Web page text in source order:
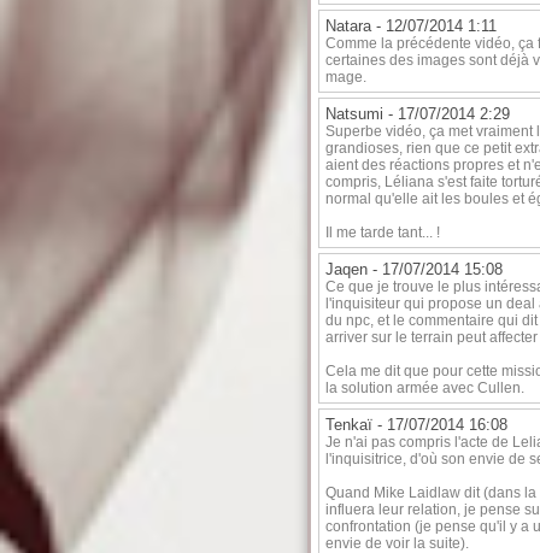
Natara - 12/07/2014 1:11
Comme la précédente vidéo,
certaines des images sont déjà
mage.
Natsumi - 17/07/2014 2:29
Superbe vidéo, ça met
grandioses, rien que ce petit
aient des réactions propres et
compris, Léliana s'est faite
normal qu'elle ait les boules et
Il me tarde tant... !
Jaqen - 17/07/2014 15:08
Ce que je trouve le plus
l'inquisiteur qui propose un
du npc, et le commentaire qui
arriver sur le terrain peut
Cela me dit que pour cette
la solution armée avec Cullen.
Tenkaï - 17/07/2014 16:08
Je n'ai pas compris l'acte de
l'inquisitrice, d'où son envie de
Quand Mike Laidlaw dit (dans
influera leur relation, je pense
confrontation (je pense qu'il y a
envie de voir la suite).